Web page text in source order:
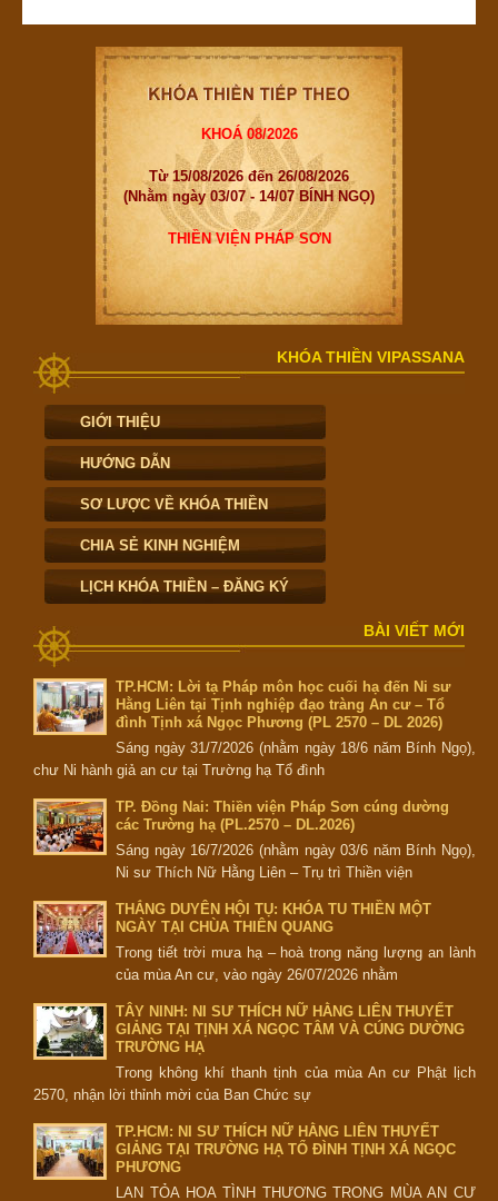
KHOÁ 08/2026
Từ 15/08/2026 đến 26/08/2026
(Nhằm ngày 03/07 - 14/07 BÍNH NGỌ)
THIỀN VIỆN PHÁP SƠN
KHÓA THIỀN VIPASSANA
GIỚI THIỆU
HƯỚNG DẪN
SƠ LƯỢC VỀ KHÓA THIỀN
CHIA SẺ KINH NGHIỆM
LỊCH KHÓA THIỀN – ĐĂNG KÝ
BÀI VIẾT MỚI
TP.HCM: Lời tạ Pháp môn học cuối hạ đến Ni sư
Hằng Liên tại Tịnh nghiệp đạo tràng An cư – Tổ
đình Tịnh xá Ngọc Phương (PL 2570 – DL 2026)
Sáng ngày 31/7/2026 (nhằm ngày 18/6 năm Bính Ngọ),
chư Ni hành giả an cư tại Trường hạ Tổ đình
TP. Đồng Nai: Thiền viện Pháp Sơn cúng dường
các Trường hạ (PL.2570 – DL.2026)
Sáng ngày 16/7/2026 (nhằm ngày 03/6 năm Bính Ngọ),
Ni sư Thích Nữ Hằng Liên – Trụ trì Thiền viện
THẮNG DUYÊN HỘI TỤ: KHÓA TU THIỀN MỘT
NGÀY TẠI CHÙA THIÊN QUANG
Trong tiết trời mưa hạ – hoà trong năng lượng an lành
của mùa An cư, vào ngày 26/07/2026 nhằm
TÂY NINH: NI SƯ THÍCH NỮ HẰNG LIÊN THUYẾT
GIẢNG TẠI TỊNH XÁ NGỌC TÂM VÀ CÚNG DƯỜNG
TRƯỜNG HẠ
Trong không khí thanh tịnh của mùa An cư Phật lịch
2570, nhận lời thỉnh mời của Ban Chức sự
TP.HCM: NI SƯ THÍCH NỮ HẰNG LIÊN THUYẾT
GIẢNG TẠI TRƯỜNG HẠ TỔ ĐÌNH TỊNH XÁ NGỌC
PHƯƠNG
LAN TỎA HOA TÌNH THƯƠNG TRONG MÙA AN CƯ